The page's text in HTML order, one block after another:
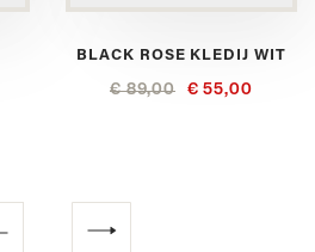
BLACK ROSE KLEDIJ WIT
€ 89,00 € 55,00